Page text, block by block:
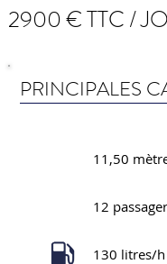
2900 € TTC /
PRINCIPALES
11,50
12
130 litres/h